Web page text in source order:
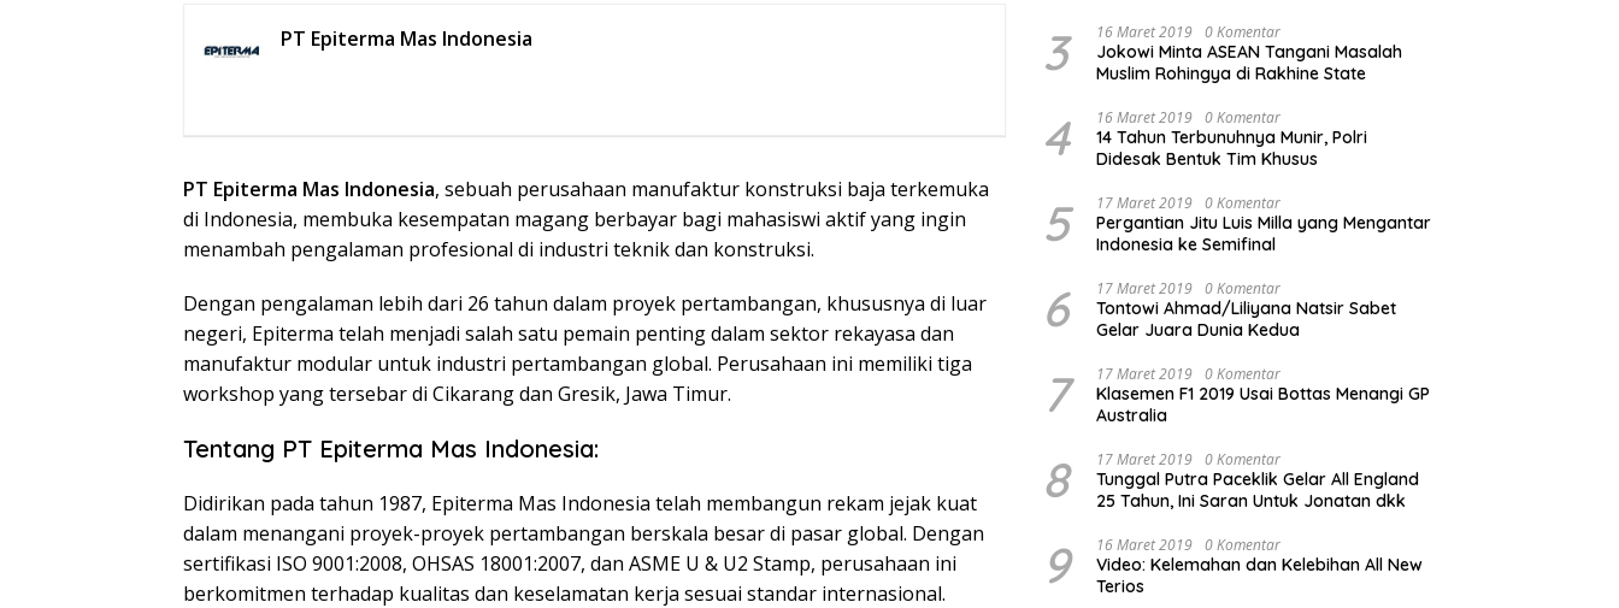
PT Epiterma Mas Indonesia
PT Epiterma Mas Indonesia, sebuah perusahaan manufaktur konstruksi baja terkemuka
di Indonesia, membuka kesempatan magang berbayar bagi mahasiswi aktif yang ingin
menambah pengalaman profesional di industri teknik dan konstruksi.
Dengan pengalaman lebih dari 26 tahun dalam proyek pertambangan, khususnya di luar
negeri, Epiterma telah menjadi salah satu pemain penting dalam sektor rekayasa dan
manufaktur modular untuk industri pertambangan global. Perusahaan ini memiliki tiga
workshop yang tersebar di Cikarang dan Gresik, Jawa Timur.
Tentang PT Epiterma Mas Indonesia:
Didirikan pada tahun 1987, Epiterma Mas Indonesia telah membangun rekam jejak kuat
dalam menangani proyek-proyek pertambangan berskala besar di pasar global. Dengan
sertifikasi ISO 9001:2008, OHSAS 18001:2007, dan ASME U & U2 Stamp, perusahaan ini
berkomitmen terhadap kualitas dan keselamatan kerja sesuai standar internasional.
3 16 Maret 2019 0 Komentar
Jokowi Minta ASEAN Tangani Masalah
Muslim Rohingya di Rakhine State
4 16 Maret 2019 0 Komentar
14 Tahun Terbunuhnya Munir, Polri
Didesak Bentuk Tim Khusus
5 17 Maret 2019 0 Komentar
Pergantian Jitu Luis Milla yang Mengantar
Indonesia ke Semifinal
6 17 Maret 2019 0 Komentar
Tontowi Ahmad/Liliyana Natsir Sabet
Gelar Juara Dunia Kedua
7 17 Maret 2019 0 Komentar
Klasemen F1 2019 Usai Bottas Menangi GP
Australia
8 17 Maret 2019 0 Komentar
Tunggal Putra Paceklik Gelar All England
25 Tahun, Ini Saran Untuk Jonatan dkk
9 16 Maret 2019 0 Komentar
Video: Kelemahan dan Kelebihan All New
Terios